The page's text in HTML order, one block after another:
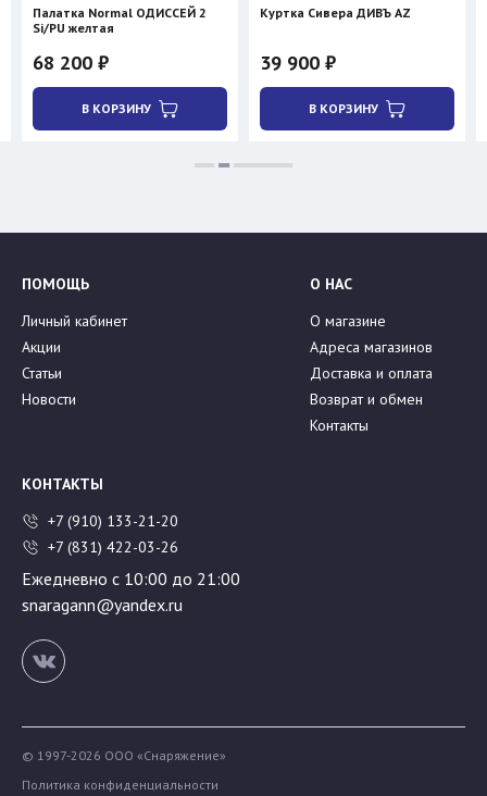
Палатка Normal ОДИССЕЙ 2
Si/PU желтая
68 200 ₽
В КОРЗИНУ
Куртка Сивера ДИВЪ AZ
39 900 ₽
В КОРЗИНУ
ПОМОЩЬ
Личный кабинет
Акции
Статьи
Новости
О НАС
О магазине
Адреса магазинов
Доставка и оплата
Возврат и обмен
Контакты
КОНТАКТЫ
+7 (910) 133-21-20
+7 (831) 422-03-26
Ежедневно с 10:00 до 21:00
snaragann@yandex.ru
© 1997-2026 ООО «Снаряжение»
Политика конфиденциальности